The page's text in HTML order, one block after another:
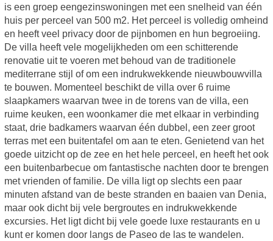
is een groep eengezinswoningen met een snelheid van één
huis per perceel van 500 m2. Het perceel is volledig omheind
en heeft veel privacy door de pijnbomen en hun begroeiing.
De villa heeft vele mogelijkheden om een schitterende
renovatie uit te voeren met behoud van de traditionele
mediterrane stijl of om een indrukwekkende nieuwbouwvilla
te bouwen. Momenteel beschikt de villa over 6 ruime
slaapkamers waarvan twee in de torens van de villa, een
ruime keuken, een woonkamer die met elkaar in verbinding
staat, drie badkamers waarvan één dubbel, een zeer groot
terras met een buitentafel om aan te eten. Genietend van het
goede uitzicht op de zee en het hele perceel, en heeft het ook
een buitenbarbecue om fantastische nachten door te brengen
met vrienden of familie. De villa ligt op slechts een paar
minuten afstand van de beste stranden en baaien van Denia,
maar ook dicht bij vele bergroutes en indrukwekkende
excursies. Het ligt dicht bij vele goede luxe restaurants en u
kunt er komen door langs de Paseo de las te wandelen.